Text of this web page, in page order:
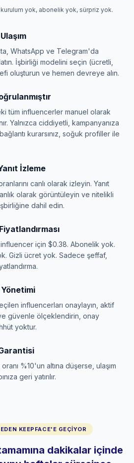
kurulum yok, abonelik yok, sürpriz yok.
WhatsApp ve Telegram'da
İşbirliği modelini seçin (ücretli,
oluşturun ve hemen devreye alın.
tüm influencerler manuel olarak
Yalnızca ciddiyetli, kampanyanıza
kurarsınız, soğuk profiller ile
İzleme
canlı olarak izleyin. Yanıt
olarak görüntüleyin ve nitelikli
dahil edin.
için $0.38. Abonelik yok.
Gizli ücret yok. Sadece şeffaf,
influencerları onaylayın, aktif
güvenle ölçeklendirin, onay
yoktur.
oranı %10'un altına düşerse, ulaşım
geri yatırılır.
KEEPFACE'E GEÇIYOR
dakikalar içinde